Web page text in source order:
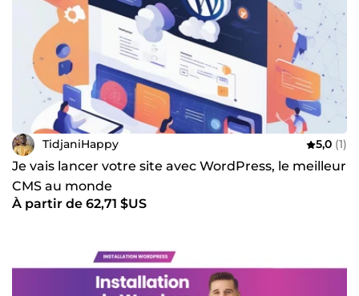
TidjaniHappy 5,0 (1)
Je vais lancer votre site avec WordPress, le meilleur
CMS au monde
À partir de 62,71 $US